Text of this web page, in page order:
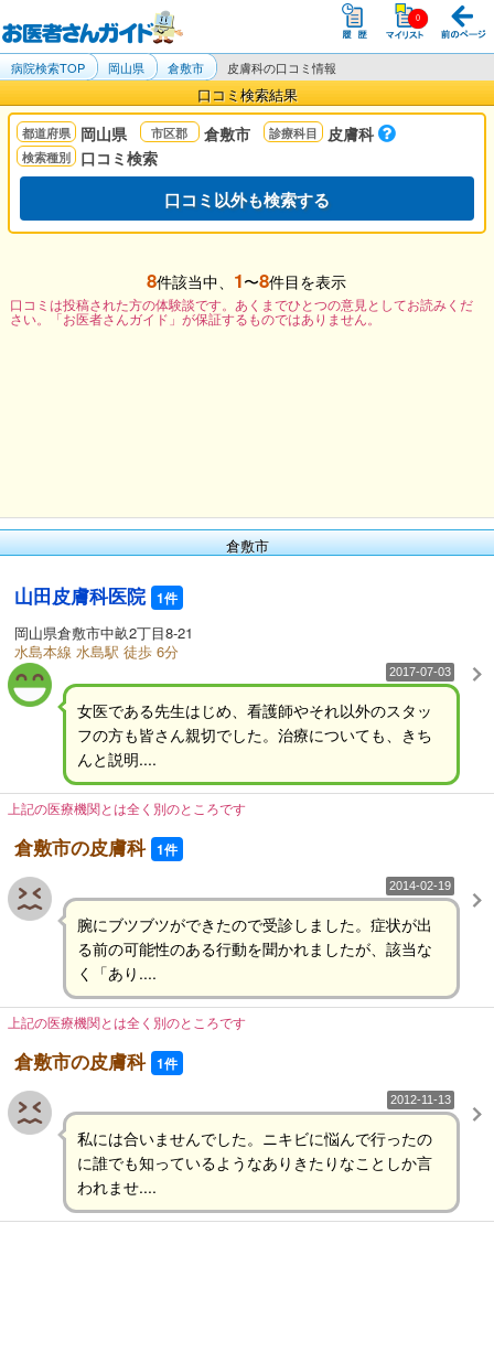
病院検索TOP 岡山県 倉敷市 皮膚科の口コミ情報
口コミ検索結果
岡山県 倉敷市
皮膚科
口コミ検索
口コミ以外も検索する
8件該当中、 1〜8件目を表示
口コミは投稿された方の体験談です。あくまでひとつの意見としてお読みくだ
さい。「お医者さんガイド」が保証するものではありません。
倉敷市
山田皮膚科医院 1件
岡山県倉敷市中畝2丁目8-21
水島本線 水島駅 徒歩 6分
2017-07-03
女医である先生はじめ、看護師やそれ以外のスタッ
フの方も皆さん親切でした。治療についても、きち
んと説明....
上記の医療機関とは全く別のところです
倉敷市の皮膚科 1件
2014-02-19
腕にブツブツができたので受診しました。症状が出
る前の可能性のある行動を聞かれましたが、該当な
く「あり....
上記の医療機関とは全く別のところです
倉敷市の皮膚科 1件
2012-11-13
私には合いませんでした。ニキビに悩んで行ったの
に誰でも知っているようなありきたりなことしか言
われませ....